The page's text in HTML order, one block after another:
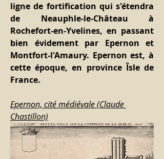
ligne de fortification qui s'étendra
de Neauphle-le-Château à
Rochefort-en-Yvelines, en passant
bien évidement par Epernon et
Montfort-l'Amaury. Epernon est, à
cette époque, en province Îsle de
France.
Epernon, cité médiévale (Claude
Chastillon)